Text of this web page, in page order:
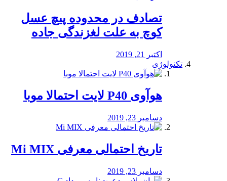
تصادف در محدوده پیچ عسل
کوچ به علت لغزندگی جاده
اکتبر 21, 2019
تکنولوژی
هوآوی P40 لایت احتمالا موبا
دسامبر 23, 2019
تاریخ احتمالی معرفی Mi MIX
دسامبر 23, 2019